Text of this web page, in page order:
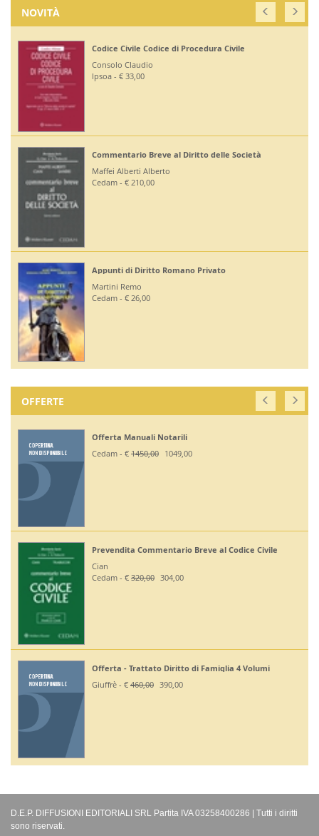
NOVITÀ
Codice Civile Codice di Procedura Civile
Consolo Claudio
Ipsoa - € 33,00
Commentario Breve al Diritto delle Società
Maffei Alberti Alberto
Cedam - € 210,00
Appunti di Diritto Romano Privato
Martini Remo
Cedam - € 26,00
OFFERTE
Offerta Manuali Notarili
Cedam - € 1450,00 1049,00
Prevendita Commentario Breve al Codice Civile
Cian
Cedam - € 320,00 304,00
Offerta - Trattato Diritto di Famiglia 4 Volumi
Giuffrè - € 460,00 390,00
D.E.P. DIFFUSIONI EDITORIALI SRL Partita IVA 03258400286 | Tutti i diritti
sono riservati.